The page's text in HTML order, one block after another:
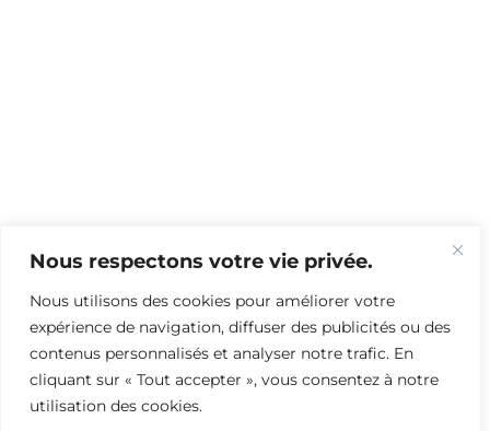
Nous respectons votre vie privée.
Nous utilisons des cookies pour améliorer votre
expérience de navigation, diffuser des publicités ou des
contenus personnalisés et analyser notre trafic. En
cliquant sur « Tout accepter », vous consentez à notre
utilisation des cookies.